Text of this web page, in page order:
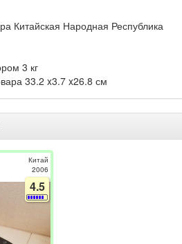
Китайская Народная Республика
3 кг
33.2 x3.7 x26.8 см
Китай
2006
4.5